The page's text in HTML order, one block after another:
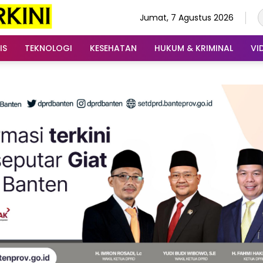
Jumat, 7 Agustus 2026
TEKNOLOGI KESEHATAN HUKUM & KRIMINAL